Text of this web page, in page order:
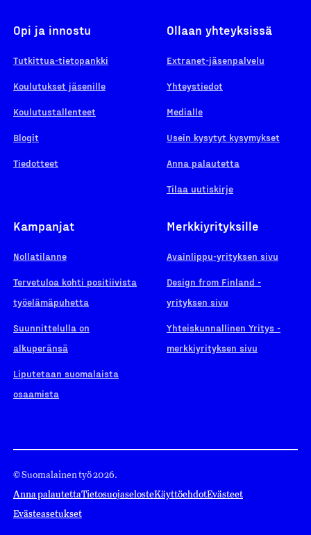
Opi ja innostu
Tutkittua-tietopankki
Koulutukset jäsenille
Koulutustallenteet
Blogit
Tiedotteet
Ollaan yhteyksissä
Extranet-jäsenpalvelu
Yhteystiedot
Medialle
Usein kysytyt kysymykset
Anna palautetta
Tilaa uutiskirje
Kampanjat
Nollatilanne
Tervetuloa kohti positiivista
työelämäpuhetta
Suunnittelulla on
alkuperänsä
Liputetaan suomalaista
osaamista
Merkkiyrityksille
Avainlippu-yrityksen sivu
Design from Finland -
yrityksen sivu
Yhteiskunnallinen Yritys -
merkkiyrityksen sivu
© Suomalainen työ 2026.
Anna palautettaTietosuojaselosteKäyttöehdotEvästeet
Evästeasetukset